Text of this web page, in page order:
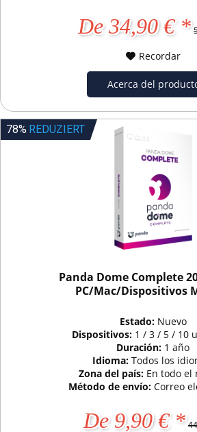
De 34,90 € *
Recordar
Acerca del
78% REDUZIERT
Panda Dome Complete
PC/Mac/Dispositivos
Estado: Nuevo
Dispositivos: 1 / 3 / 5 / 10
Duración: 1 año
Idioma:Todos los
Zona del país: En todo el
Método de envío: Correo
De 9,90 € *